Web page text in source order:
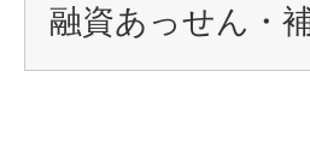
融資あっせん・